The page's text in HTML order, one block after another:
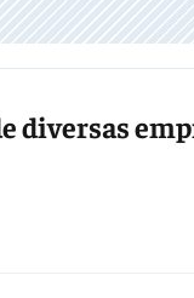
diversas